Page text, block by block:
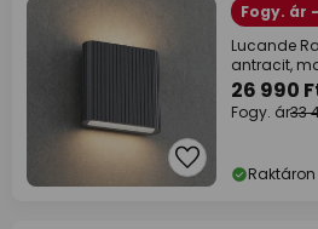
Fogy. ár -
Lucande
antracit,
26 990
Fogy. ár33
Raktáron